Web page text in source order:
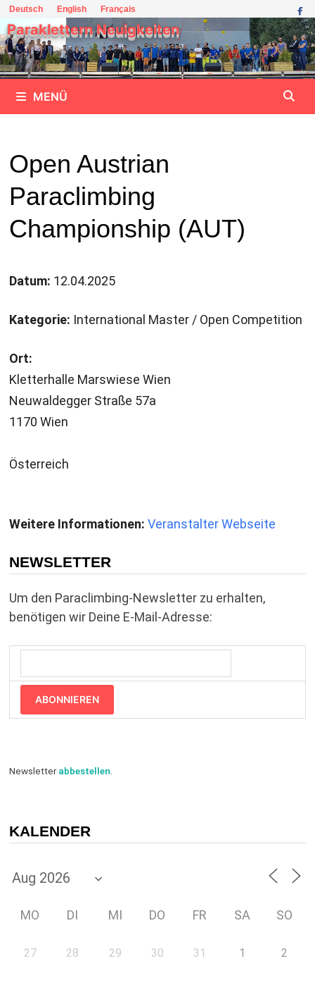
Zum
Inhalt
springen
Deutsch English Français
Paraklettern Neuigkeiten
MENÜ
Open Austrian
Paraclimbing
Championship (AUT)
Datum: 12.04.2025
Kategorie: International Master / Open Competition
Ort:
Kletterhalle Marswiese Wien
Neuwaldegger Straße 57a
1170 Wien
Österreich
Weitere Informationen: Veranstalter Webseite
NEWSLETTER
Um den Paraclimbing-Newsletter zu erhalten,
benötigen wir Deine E-Mail-Adresse:
ABONNIEREN
Newsletterabbestellen.
KALENDER
MO DI MI DO FR SA SO
27 28 29 30 31 1 2